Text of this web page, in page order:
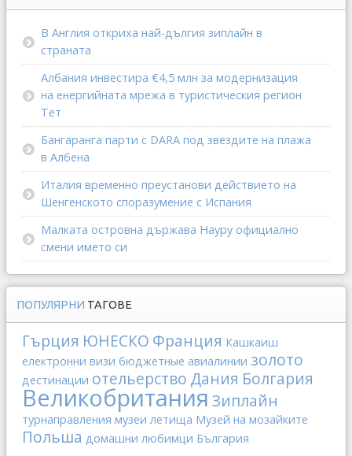
В Англия откриха най-дългия зиплайн в
страната
Албания инвестира €4,5 млн за модернизация
на енергийната мрежа в туристическия регион
Тет
Бангаранга парти с DARA под звездите на плажа
в Албена
Италия временно преустанови действието на
Шенгенското споразумение с Испания
Малката островна държава Науру официално
смени името си
ПОПУЛЯРНИ ТАГОВЕ
Гърция ЮНЕСКО Франция Кашкаиш
електронни визи бюджетные авиалинии золото
дестинации отельерство Дания Болгария
Великобритания Зиплайн
турнаправления музеи летища Музей на мозайките
Польша домашни любимци България